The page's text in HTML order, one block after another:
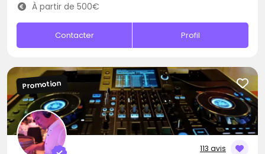
À partir de 500€
Contacter Profil
113 avis
Promotion